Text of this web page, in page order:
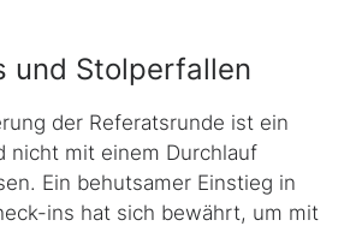
und Stolperfallen
der Referatsrunde ist ein
nicht mit einem Durchlauf
Ein behutsamer Einstieg in
ins hat sich bewährt, um mit